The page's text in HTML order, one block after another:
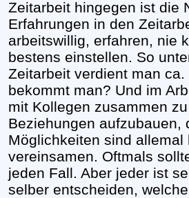
Zeitarbeit hingegen ist die
Erfahrungen in den
arbeitswillig, erfahren, nie
bestens einstellen. So
Zeitarbeit verdient man
bekommt man? Und im
mit Kollegen zusammen
Beziehungen aufzubauen,
Möglichkeiten sind
vereinsamen. Oftmals
jeden Fall. Aber jeder ist
selber entscheiden,